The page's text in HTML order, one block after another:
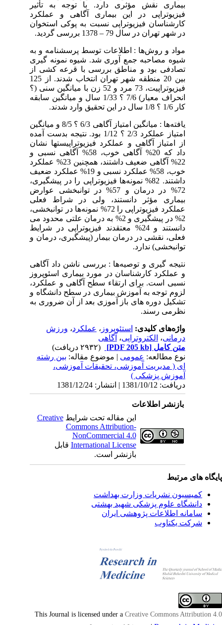
بیماری نقش مؤثری دارد. با توجه به تأثیر
فیزیوتراپی در این بیماری آگاهی و عملکرد
کارشناسان فیزیوتراپی نسبت به پوکی استخوان
در شهر تهران در سال 79 – 1378 بررسی گردید.
مواد و روش‌ها : اطلاعات توسط پرسشنامه و به
شیوه مصاحبه جمع آوری شد. شیوه نمونه گیری
تصادفی بود و مناطق بررسی با قرعه کشی از
بین 20 منطقه شهر تهران انتخاب شدند. از 125
فیزیوتراپیت، 73 مرد و 52 زن با میانگین سنی (؟
انحراف معیار) 7/6 ؟ 1/33 سال و میانگین سابقه
کار 1/6 ؟ 1/8 سال در این تحقیق وارد شدند.
یافته‌ها : میانگین امتیاز آگاهی 6/3 ؟ 8/5 و میانگین
امتیاز عملکرد 2/3 ؟ 1/12 بود. نتیجه بدست آمده
از امتیاز آگاهی و عملکرد فیزیوتراپیستها نشان
داد که 20% آگاهی خوب، 58% آگاهی نسبی و
22% آگاهی ضعیف داشتند، همچنین 23% عملکرد
خوب، 58% عملکرد نسبی و 19% عملکرد ضعیف
داشتند. 82% نمونه‌ها فیزیوتراپی را در پیشگیری،
72% در درمان و 57% در توانبخشی عوارض
بیماری مؤثر دانستند، ولی در شراط فعلی
عملکرد فیزیوتراپی را 72% نمونه‌ها در توانبخشی،
2% در پیشگیری و 2% به درمان علتی محدود می
دانستند و 24% معتقدند فیزیوتراپی در شرایط
فعلی، نقشی در درمان بیمار (پیشگیری، درمان و
توانبخشی) ندارد.
نتیجه گیری و توصیه‌ها : بررسی ناشن داد آگاهی
و عملکرد کارشناسان در مورد بیماری اسئوپروز
نسبی است. برای ارتقاء سطح آگاهی و عملکرد،
لزوم توجه به آموزش بیماری در سطح دانشگاه و
تشکیل دوره های باز آموزی بعد از آن ضروری به
نظرمی رسند.
واژه‌های کلیدی:استئوپروز، عملکرد ،ورزش
درمانی،الکتروتراپی،آگاهی
متن کامل[PDF 205 kb]
نوع مطالعه:عمومی| موضوع مقاله:بین رشته
ای ( مدیریت آموزشی، تحقیقات آموزشی،
آموزش پزشکی )
دریافت: 1381/10/12 | انتشار: 1381/12/24
بازنشر اطلاعات
این مقاله تحت شرایطCreative
Commons Attribution-
NonCommercial 4.0
International Licenseقابل
بازنشر است.
های مرتبط
کمیسیون نشریات وزارت بهداشت
دانشگاه علوم پزشکی شهید بهشتی
سامانه اطلاعات پژوهشی ایران
شرکت یکتاوب
This Journal is licensed under aCreative Commons Attribution